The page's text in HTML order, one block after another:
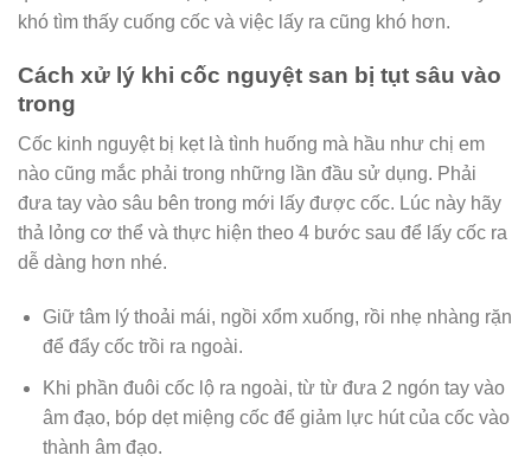
khó tìm thấy cuống cốc và việc lấy ra cũng khó hơn.
Cách xử lý khi cốc nguyệt san bị tụt sâu vào
trong
Cốc kinh nguyệt bị kẹt là tình huống mà hầu như chị em
nào cũng mắc phải trong những lần đầu sử dụng. Phải
đưa tay vào sâu bên trong mới lấy được cốc. Lúc này hãy
thả lỏng cơ thể và thực hiện theo 4 bước sau để lấy cốc ra
dễ dàng hơn nhé.
Giữ tâm lý thoải mái, ngồi xổm xuống, rồi nhẹ nhàng rặn
để đẩy cốc trồi ra ngoài.
Khi phần đuôi cốc lộ ra ngoài, từ từ đưa 2 ngón tay vào
âm đạo, bóp dẹt miệng cốc để giảm lực hút của cốc vào
thành âm đạo.